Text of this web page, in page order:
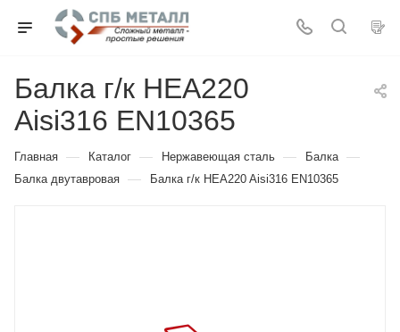
Балка г/к HEA220
Aisi316 EN10365
Главная — Каталог — Нержавеющая сталь — Балка —
Балка двутавровая — Балка г/к HEA220 Aisi316 EN10365